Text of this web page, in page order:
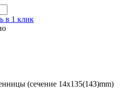
в 1 клик
(сечение 14x135(143)mm)